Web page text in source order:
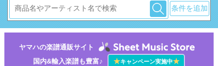
条件を追加
ヤマハの楽譜通販サイト
国内&輸入楽譜も豊富♪
★キャンペーン実施中★